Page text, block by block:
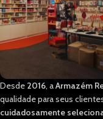
Desde 2016, aArmazém
qualidade para seus
cuidadosamente